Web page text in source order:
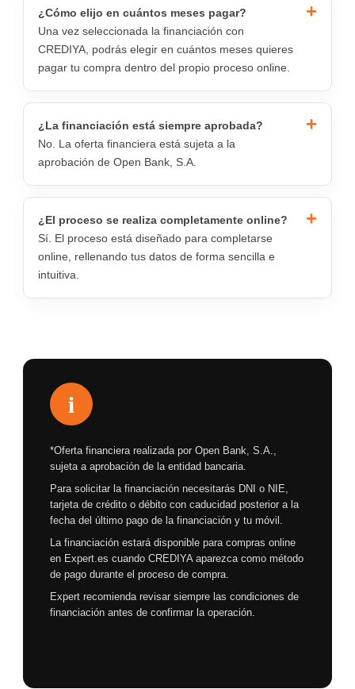
¿Cómo elijo en cuántos meses pagar?
Una vez seleccionada la financiación con
CREDIYA, podrás elegir en cuántos meses quieres
pagar tu compra dentro del propio proceso online.
¿La financiación está siempre aprobada?
No. La oferta financiera está sujeta a la
aprobación de Open Bank, S.A.
¿El proceso se realiza completamente online?
Sí. El proceso está diseñado para completarse
online, rellenando tus datos de forma sencilla e
intuitiva.
i
*Oferta financiera realizada por Open Bank, S.A.,
sujeta a aprobación de la entidad bancaria.
Para solicitar la financiación necesitarás DNI o NIE,
tarjeta de crédito o débito con caducidad posterior a la
fecha del último pago de la financiación y tu móvil.
La financiación estará disponible para compras online
en Expert.es cuando CREDIYA aparezca como método
de pago durante el proceso de compra.
Expert recomienda revisar siempre las condiciones de
financiación antes de confirmar la operación.